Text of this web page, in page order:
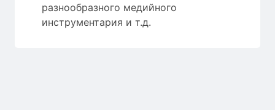
разнообразного медийного
инструментария и т.д.